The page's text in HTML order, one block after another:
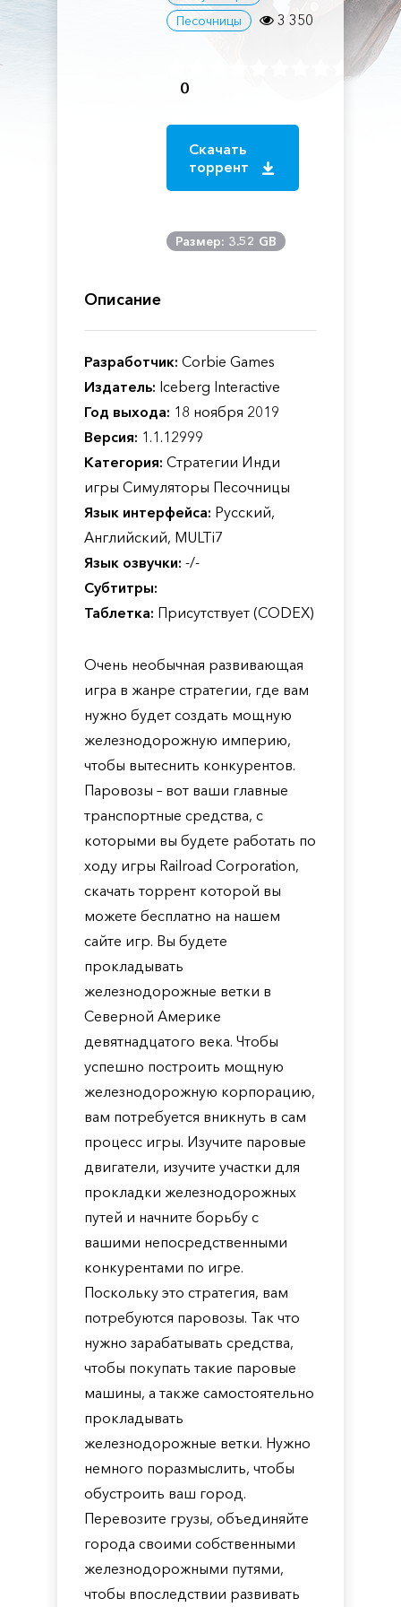
Песочницы
3 350
0
Скачать
торрент
Размер: 3.52 GB
Описание
Разработчик: Corbie Games
Издатель: Iceberg Interactive
Год выхода: 18 ноября 2019
Версия: 1.1.12999
Категория: Стратегии Инди
игры Симуляторы Песочницы
Язык интерфейса: Русский,
Английский, MULTi7
Язык озвучки: -/-
Субтитры:
Таблетка: Присутствует (CODEX)
Очень необычная развивающая
игра в жанре стратегии, где вам
нужно будет создать мощную
железнодорожную империю,
чтобы вытеснить конкурентов.
Паровозы – вот ваши главные
транспортные средства, с
которыми вы будете работать по
ходу игры Railroad Corporation,
скачать торрент которой вы
можете бесплатно на нашем
сайте игр. Вы будете
прокладывать
железнодорожные ветки в
Северной Америке
девятнадцатого века. Чтобы
успешно построить мощную
железнодорожную корпорацию,
вам потребуется вникнуть в сам
процесс игры. Изучите паровые
двигатели, изучите участки для
прокладки железнодорожных
путей и начните борьбу с
вашими непосредственными
конкурентами по игре.
Поскольку это стратегия, вам
потребуются паровозы. Так что
нужно зарабатывать средства,
чтобы покупать такие паровые
машины, а также самостоятельно
прокладывать
железнодорожные ветки. Нужно
немного поразмыслить, чтобы
обустроить ваш город.
Перевозите грузы, объединяйте
города своими собственными
железнодорожными путями,
чтобы впоследствии развивать